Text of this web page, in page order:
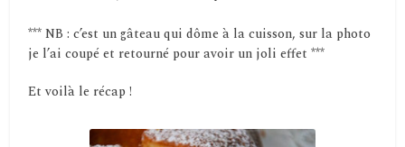
*** NB : c’est un gâteau qui dôme à la cuisson, sur la photo
je l’ai coupé et retourné pour avoir un joli effet ***
Et voilà le récap !